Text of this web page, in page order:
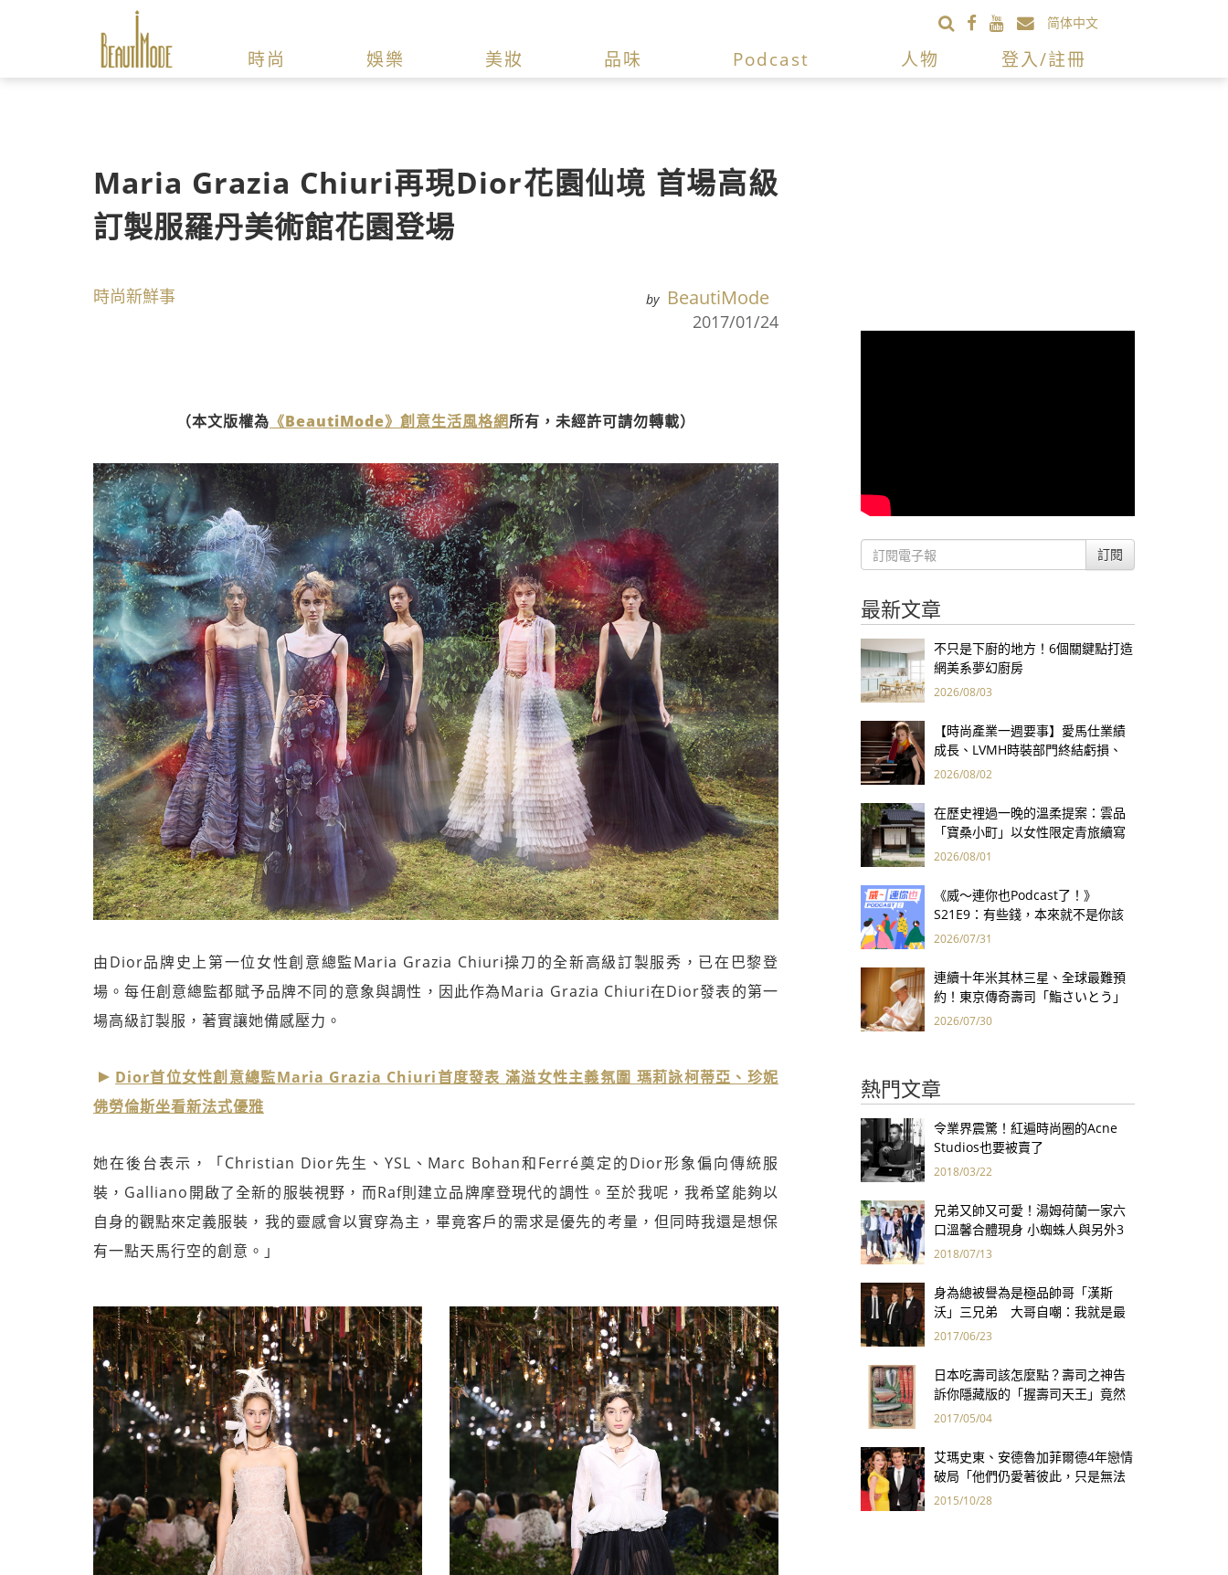
简体中文
時尚 娛樂 美妝 品味 Podcast 人物 登入/註冊
Maria Grazia Chiuri再現Dior花園仙境 首場高級
訂製服羅丹美術館花園登場
時尚新鮮事 by BeautiMode
2017/01/24
（本文版權為 《BeautiMode》創意生活風格網所有，未經許可請勿轉載）
由Dior品牌史上第一位女性創意總監Maria Grazia Chiuri操刀的全新高級訂製服秀，已在巴黎登
場。每任創意總監都賦予品牌不同的意象與調性，因此作為Maria Grazia Chiuri在Dior發表的第一
場高級訂製服，著實讓她備感壓力。
Dior首位女性創意總監Maria Grazia Chiuri首度發表 滿溢女性主義氛圍 瑪莉詠柯蒂亞、珍妮
佛勞倫斯坐看新法式優雅
她在後台表示，「Christian Dior先生、YSL、Marc Bohan和Ferré奠定的Dior形象偏向傳統服
裝，Galliano開啟了全新的服裝視野，而Raf則建立品牌摩登現代的調性。至於我呢，我希望能夠以
自身的觀點來定義服裝，我的靈感會以實穿為主，畢竟客戶的需求是優先的考量，但同時我還是想保
有一點天馬行空的創意。」
訂閱
最新文章
不只是下廚的地方！6個關鍵點打造
網美系夢幻廚房
2026/08/03
【時尚產業一週要事】愛馬仕業績
成長、LVMH時裝部門終結虧損、
Kering轉型策略初現成效、Prada
2026/08/02
在歷史裡過一晚的溫柔提案：雲品
「寶桑小町」以女性限定青旅續寫
台東老屋記憶
2026/08/01
《威～連你也Podcast了！》
S21E9：有些錢，本來就不是你該
賺的——讀《一個投機者的告白》
2026/07/31
連續十年米其林三星、全球最難預
約！東京傳奇壽司「鮨さいとう」
為何破例首度來台？
2026/07/30
熱門文章
令業界震驚！紅遍時尚圈的Acne
Studios也要被賣了
2018/03/22
兄弟又帥又可愛！湯姆荷蘭一家六
口溫馨合體現身 小蜘蛛人與另外3
個弟弟感情超好！
2018/07/13
身為總被譽為是極品帥哥「漢斯
沃」三兄弟 大哥自嘲：我就是最
矮的那一個！
2017/06/23
日本吃壽司該怎麼點？壽司之神告
訴你隱藏版的「握壽司天王」竟然
是它！
2017/05/04
艾瑪史東、安德魯加菲爾德4年戀情
破局「他們仍愛著彼此，只是無法
繼續在一起了」
2015/10/28